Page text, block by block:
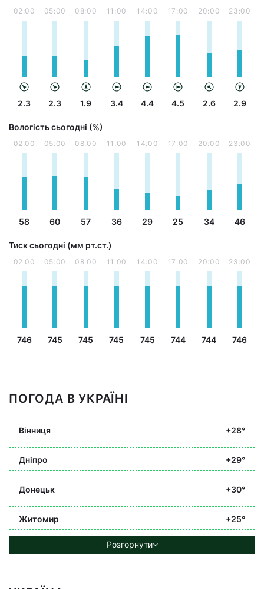
02:00
2.3
05:00
2.3
08:00
1.9
11:00
3.4
14:00
4.4
17:00
4.5
20:00
2.6
23:00
2.9
Вологість сьогодні (%)
02:00
58
05:00
60
08:00
57
11:00
36
14:00
29
17:00
25
20:00
34
23:00
46
Тиск сьогодні (мм рт.ст.)
02:00
746
05:00
745
08:00
745
11:00
745
14:00
745
17:00
744
20:00
744
23:00
746
ПОГОДА В УКРАЇНІ
Вінниця +28°
Дніпро +29°
Донецьк +30°
Житомир +25°
Розгорнути